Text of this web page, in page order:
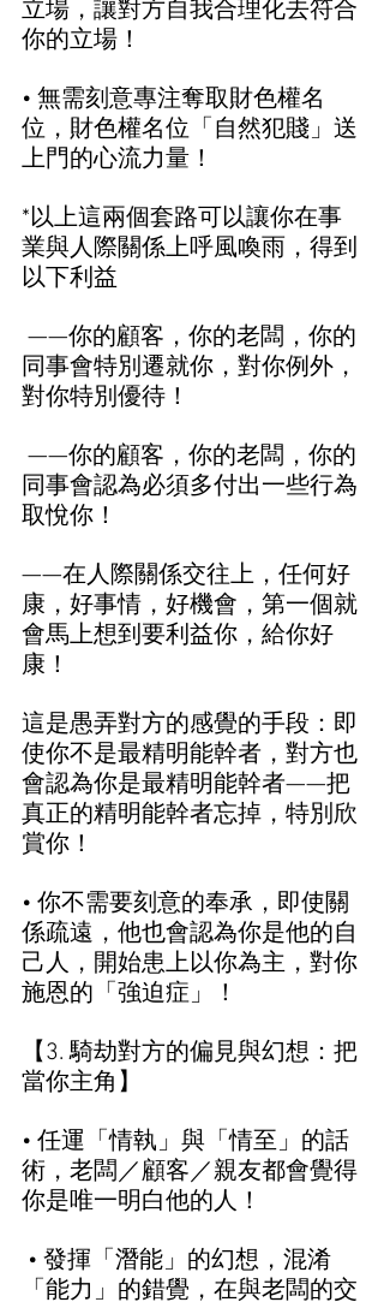
立場，讓對方自我合理化去符合
你的立場！
• 無需刻意專注奪取財色權名
位，財色權名位「自然犯賤」送
上門的心流力量！
*以上這兩個套路可以讓你在事
業與人際關係上呼風喚雨，得到
以下利益
——你的顧客，你的老闆，你的
同事會特別遷就你，對你例外，
對你特別優待！
——你的顧客，你的老闆，你的
同事會認為必須多付出一些行為
取悅你！
——在人際關係交往上，任何好
康，好事情，好機會，第一個就
會馬上想到要利益你，給你好
康！
這是愚弄對方的感覺的手段：即
使你不是最精明能幹者，對方也
會認為你是最精明能幹者——把
真正的精明能幹者忘掉，特別欣
賞你！
• 你不需要刻意的奉承，即使關
係疏遠，他也會認為你是他的自
己人，開始患上以你為主，對你
施恩的「強迫症」！
【3. 騎劫對方的偏見與幻想：把
當你主角】
• 任運「情執」與「情至」的話
術，老闆／顧客／親友都會覺得
你是唯一明白他的人！
• 發揮「潛能」的幻想，混淆
「能力」的錯覺，在與老闆的交